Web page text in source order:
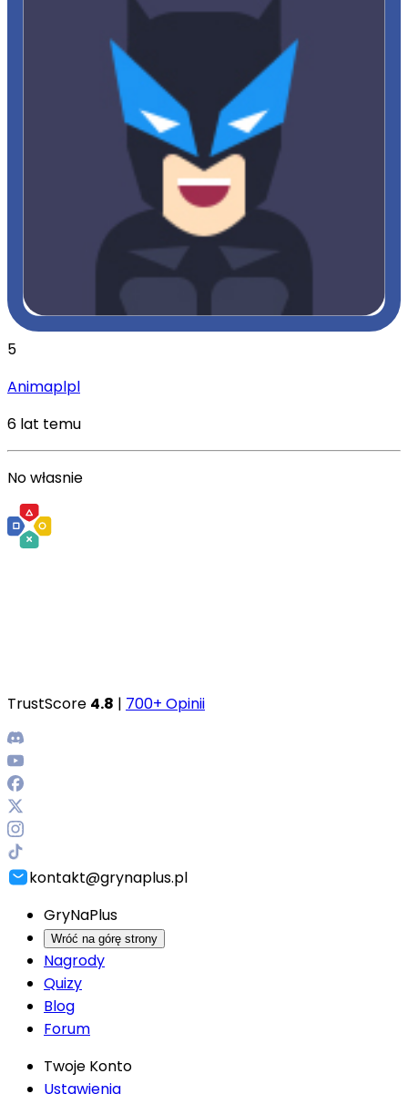
5
Animaplpl
6 lat temu
No własnie
TrustScore 4.8 | 700+ Opinii
kontakt@grynaplus.pl
GryNaPlus
Wróć na górę strony
Nagrody
Quizy
Blog
Forum
Twoje Konto
Ustawienia